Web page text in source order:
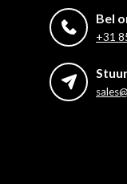
Bel
+31